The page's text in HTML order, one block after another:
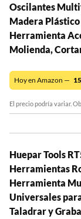
Oscilantes
Madera
Herramienta
Molienda,
Hoy en Amazon —
El precio podría variar.
Huepar Tools
Herramientas
Herramienta
Universales
Taladrar y